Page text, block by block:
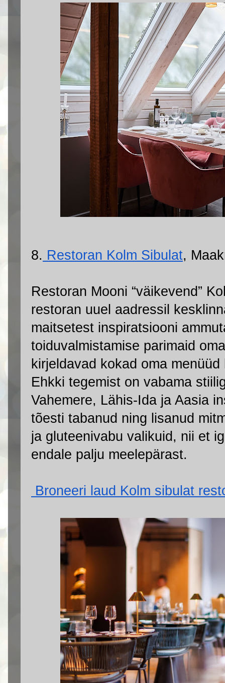
8. Restoran Kolm Sibulat,
Restoran Mooni “väikevend”
restoran uuel aadressil
maitsetest inspiratsiooni
toiduvalmistamise parimaid
kirjeldavad kokad oma
Ehkki tegemist on vabama
Vahemere, Lähis-Ida ja Aasia
tõesti tabanud ning lisanud
ja gluteenivabu valikuid, nii et
endale palju meelepärast.
Broneeri laud Kolm sibulat